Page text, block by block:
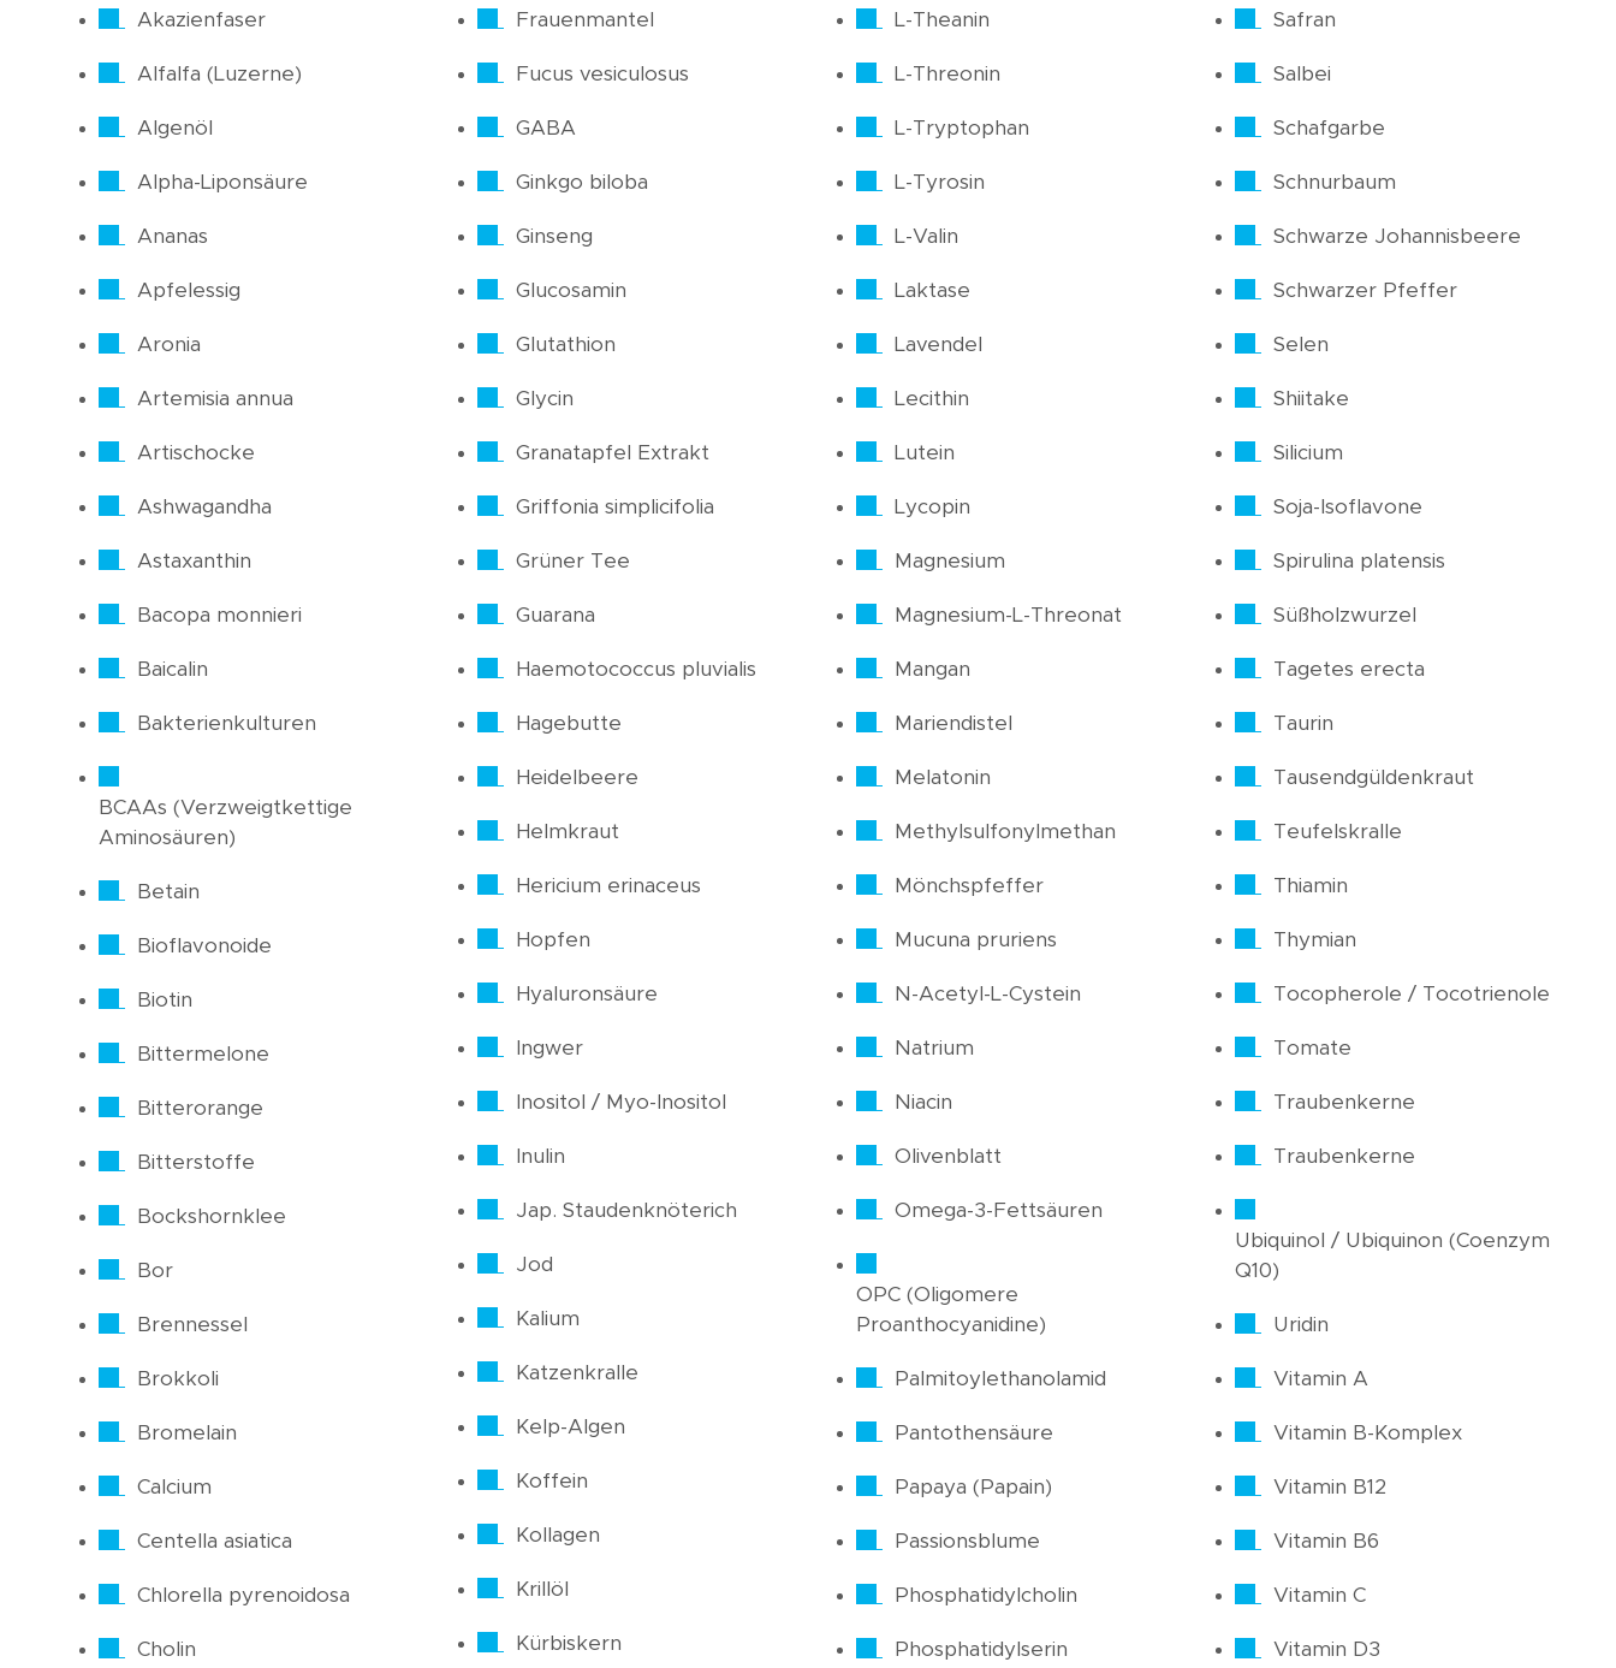
Akazienfaser
Alfalfa (Luzerne)
Algenöl
Alpha-Liponsäure
Ananas
Apfelessig
Aronia
Artemisia annua
Artischocke
Ashwagandha
Astaxanthin
Bacopa monnieri
Baicalin
Bakterienkulturen
BCAAs (Verzweigtkettige
Aminosäuren)
Betain
Bioflavonoide
Biotin
Bittermelone
Bitterorange
Bitterstoffe
Bockshornklee
Bor
Brennessel
Brokkoli
Bromelain
Calcium
Centella asiatica
Chlorella pyrenoidosa
Cholin
Frauenmantel
Fucus vesiculosus
GABA
Ginkgo biloba
Ginseng
Glucosamin
Glutathion
Glycin
Granatapfel Extrakt
Griffonia simplicifolia
Grüner Tee
Guarana
Haemotococcus pluvialis
Hagebutte
Heidelbeere
Helmkraut
Hericium erinaceus
Hopfen
Hyaluronsäure
Ingwer
Inositol / Myo-Inositol
Inulin
Jap. Staudenknöterich
Jod
Kalium
Katzenkralle
Kelp-Algen
Koffein
Kollagen
Krillöl
Kürbiskern
L-Theanin
L-Threonin
L-Tryptophan
L-Tyrosin
L-Valin
Laktase
Lavendel
Lecithin
Lutein
Lycopin
Magnesium
Magnesium-L-Threonat
Mangan
Mariendistel
Melatonin
Methylsulfonylmethan
Mönchspfeffer
Mucuna pruriens
N-Acetyl-L-Cystein
Natrium
Niacin
Olivenblatt
Omega-3-Fettsäuren
OPC (Oligomere
Proanthocyanidine)
Palmitoylethanolamid
Pantothensäure
Papaya (Papain)
Passionsblume
Phosphatidylcholin
Phosphatidylserin
Safran
Salbei
Schafgarbe
Schnurbaum
Schwarze Johannisbeere
Schwarzer Pfeffer
Selen
Shiitake
Silicium
Soja-Isoflavone
Spirulina platensis
Süßholzwurzel
Tagetes erecta
Taurin
Tausendgüldenkraut
Teufelskralle
Thiamin
Thymian
Tocopherole / Tocotrienole
Tomate
Traubenkerne
Traubenkerne
Ubiquinol / Ubiquinon (Coenzym
Q10)
Uridin
Vitamin A
Vitamin B-Komplex
Vitamin B12
Vitamin B6
Vitamin C
Vitamin D3